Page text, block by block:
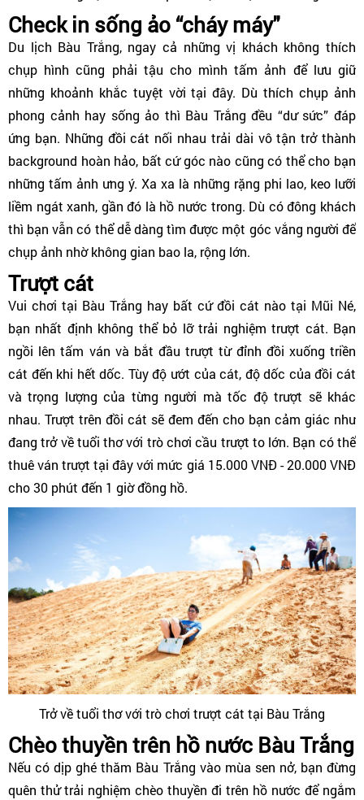
Check in sống ảo “cháy máy"
Du lịch Bàu Trắng, ngay cả những vị khách không thích
chụp hình cũng phải tậu cho mình tấm ảnh để lưu giữ
những khoảnh khắc tuyệt vời tại đây. Dù thích chụp ảnh
phong cảnh hay sống ảo thì Bàu Trắng đều “dư sức” đáp
ứng bạn. Những đồi cát nối nhau trải dài vô tận trở thành
background hoàn hảo, bất cứ góc nào cũng có thể cho bạn
những tấm ảnh ưng ý. Xa xa là những rặng phi lao, keo lưỡi
liềm ngát xanh, gần đó là hồ nước trong. Dù có đông khách
thì bạn vẫn có thể dễ dàng tìm được một góc vắng người để
chụp ảnh nhờ không gian bao la, rộng lớn.
Trượt cát
Vui chơi tại Bàu Trắng hay bất cứ đồi cát nào tại Mũi Né,
bạn nhất định không thể bỏ lỡ trải nghiệm trượt cát. Bạn
ngồi lên tấm ván và bắt đầu trượt từ đỉnh đồi xuống triền
cát đến khi hết dốc. Tùy độ ướt của cát, độ dốc của đồi cát
và trọng lượng của từng người mà tốc độ trượt sẽ khác
nhau. Trượt trên đồi cát sẽ đem đến cho bạn cảm giác như
đang trở về tuổi thơ với trò chơi cầu trượt to lớn. Bạn có thể
thuê ván trượt tại đây với mức giá 15.000 VNĐ - 20.000 VNĐ
cho 30 phút đến 1 giờ đồng hồ.
Trở về tuổi thơ với trò chơi trượt cát tại Bàu Trắng
Chèo thuyền trên hồ nước Bàu Trắng
Nếu có dịp ghé thăm Bàu Trắng vào mùa sen nở, bạn đừng
quên thử trải nghiệm chèo thuyền đi trên hồ nước để ngắm